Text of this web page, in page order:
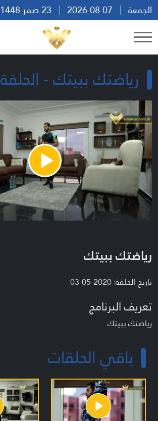
الجمعة
رياضتك ببيتك - الحلقة 9
Play
Video
رياضتك ببيتك
تاريخ الحلقة: 2020-05-03
تعريف البرنامج
رياضتك ببيتك
باقي الحلقات